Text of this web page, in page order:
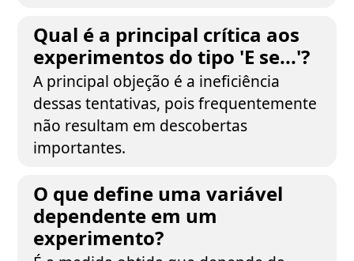
Qual é a principal crítica aos
experimentos do tipo 'E se...'?
A principal objeção é a ineficiência
dessas tentativas, pois frequentemente
não resultam em descobertas
importantes.
O que define uma variável
dependente em um
experimento?